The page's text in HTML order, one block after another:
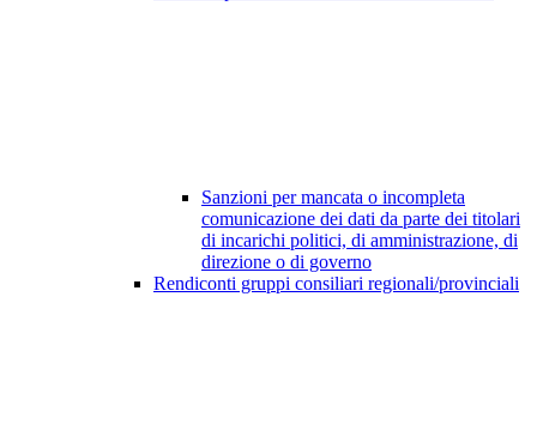
Sanzioni per mancata o incompleta
comunicazione dei dati da parte dei titolari
di incarichi politici, di amministrazione, di
direzione o di governo
Rendiconti gruppi consiliari regionali/provinciali